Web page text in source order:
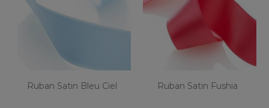
Ruban Satin Bleu Ciel Ruban Satin Fushia